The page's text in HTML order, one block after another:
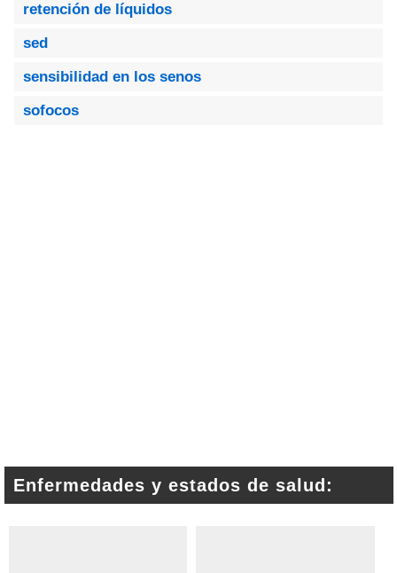
retención de líquidos
sed
sensibilidad en los senos
sofocos
Enfermedades y estados de salud: